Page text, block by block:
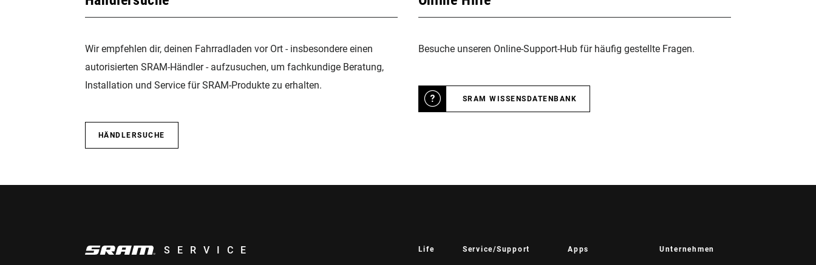
Wir empfehlen dir, deinen Fahrradladen vor Ort - insbesondere einen
autorisierten SRAM-Händler - aufzusuchen, um fachkundige Beratung,
Installation und Service für SRAM-Produkte zu erhalten.
HÄNDLERSUCHE
Besuche unseren Online-Support-Hub für häufig gestellte Fragen.
SRAM WISSENSDATENBANK
SERVICE Life Service/Support Apps Unternehmen